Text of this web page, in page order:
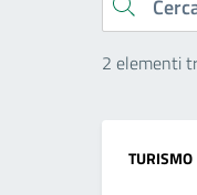
Cerca
2 elementi
TURISMO